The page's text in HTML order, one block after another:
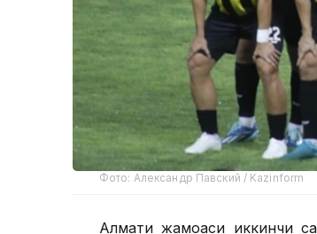
Фото: Александр Павский / Kazinform
Алмати жамоаси иккинчи